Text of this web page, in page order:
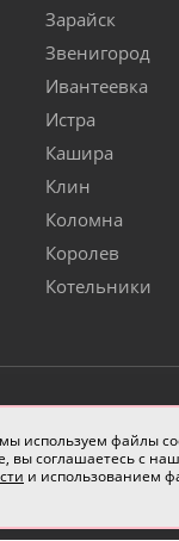
Зарайск
Звенигород
Ивантеевка
Истра
Кашира
Клин
Коломна
Королев
Котельники
используем файлы
вы соглашаетесь с
и использованием